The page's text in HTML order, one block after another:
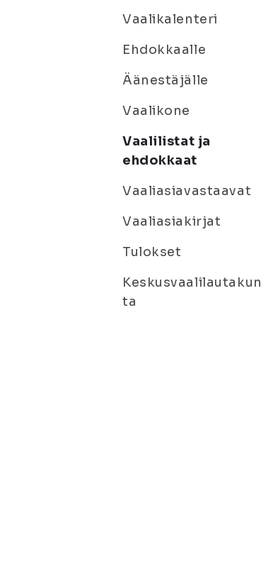
Vaalikalenteri
Ehdokkaalle
Äänestäjälle
Vaalikone
Vaalilistat ja
ehdokkaat
Vaaliasiavastaavat
Vaaliasiakirjat
Tulokset
Keskusvaalilautakun
ta